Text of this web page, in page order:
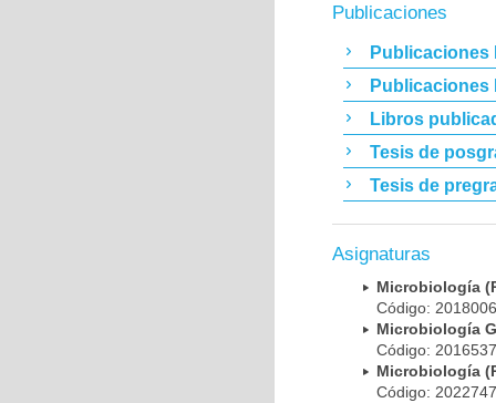
Publicaciones
Publicaciones
Publicaciones
Libros
Tesis de
Tesis de
Asignaturas
Microbiología
Código:
Microbiología
Código:
Microbiología
Código: